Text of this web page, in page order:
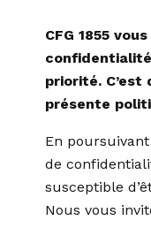
CFG 1855
priorité.
présente
En
de
susceptible
Nous vous